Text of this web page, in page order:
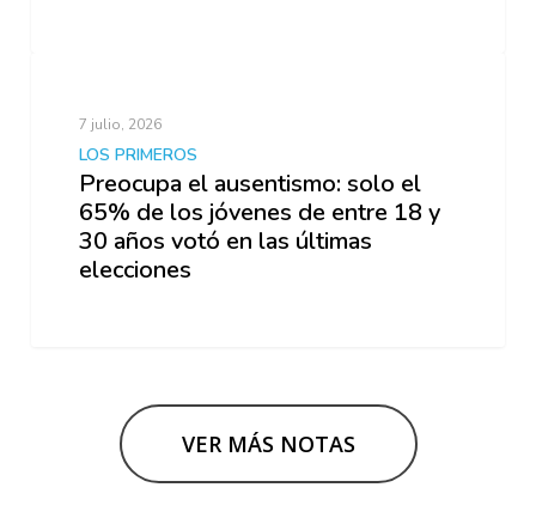
7 julio, 2026
LOS PRIMEROS
Preocupa el ausentismo: solo el
65% de los jóvenes de entre 18 y
30 años votó en las últimas
elecciones
VER MÁS NOTAS